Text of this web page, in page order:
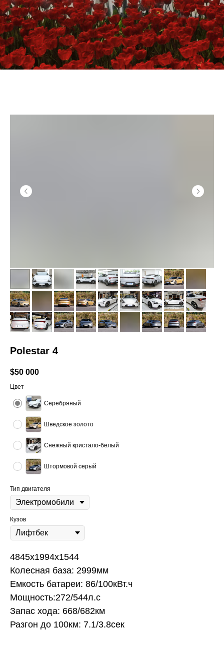
Polestar 4
$50 000
Цвет
Серебряный
Шведское золото
Снежный кристало-белый
Штормовой серый
Тип двигателя
Кузов
4845x1994x1544
Колесная база: 2999мм
Емкость батареи: 86/100кВт.ч
Мощность:272/544л.с
Запас хода: 668/682км
Разгон до 100км: 7.1/3.8сек